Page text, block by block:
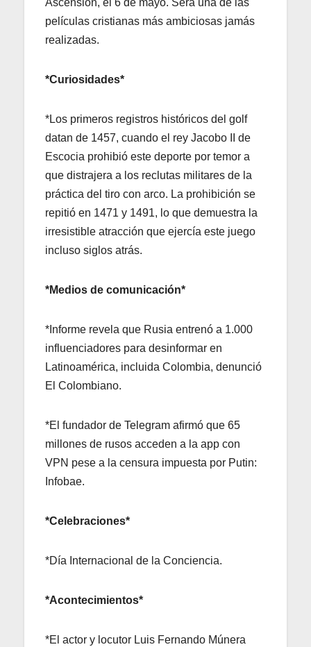
Ascensión, el 6 de mayo. Será una de las
películas cristianas más ambiciosas jamás
realizadas.
*Curiosidades*
*Los primeros registros históricos del golf
datan de 1457, cuando el rey Jacobo II de
Escocia prohibió este deporte por temor a
que distrajera a los reclutas militares de la
práctica del tiro con arco. La prohibición se
repitió en 1471 y 1491, lo que demuestra la
irresistible atracción que ejercía este juego
incluso siglos atrás.
*Medios de comunicación*
*Informe revela que Rusia entrenó a 1.000
influenciadores para desinformar en
Latinoamérica, incluida Colombia, denunció
El Colombiano.
*El fundador de Telegram afirmó que 65
millones de rusos acceden a la app con
VPN pese a la censura impuesta por Putin:
Infobae.
*Celebraciones*
*Día Internacional de la Conciencia.
*Acontecimientos*
*El actor y locutor Luis Fernando Múnera